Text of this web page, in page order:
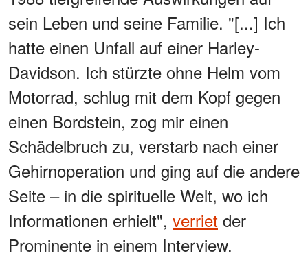
sein Leben und seine Familie. "[...] Ich
hatte einen Unfall auf einer Harley-
Davidson. Ich stürzte ohne Helm vom
Motorrad, schlug mit dem Kopf gegen
einen Bordstein, zog mir einen
Schädelbruch zu, verstarb nach einer
Gehirnoperation und ging auf die andere
Seite – in die spirituelle Welt, wo ich
Informationen erhielt", verriet der
Prominente in einem Interview.